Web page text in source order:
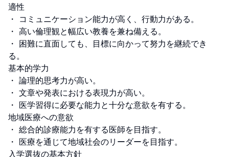
適性
・ コミュニケーション能力が高く、行動力がある。
・ 高い倫理観と幅広い教養を兼ね備える。
・ 困難に直面しても、目標に向かって努力を継続でき
る。
基本的学力
・ 論理的思考力が高い。
・ 文章や発表における表現力が高い。
・ 医学習得に必要な能力と十分な意欲を有する。
地域医療への意欲
・ 総合的診療能力を有する医師を目指す。
・ 医療を通じて地域社会のリーダーを目指す。
入学選抜の基本方針